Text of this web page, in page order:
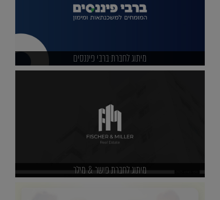
מיתוג לחברת ברבי פיננסים
מיתוג לחברת פישר & מילר